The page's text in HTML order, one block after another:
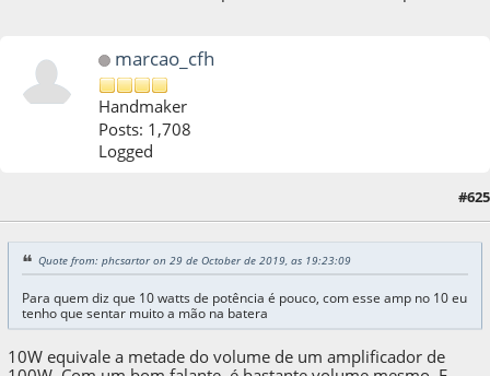
marcao_cfh
Handmaker
Posts: 1,708
Logged
#625
Quote from: phcsartor on 29 de October de 2019, as 19:23:09
Para quem diz que 10 watts de potência é pouco, com esse amp no 10 eu
tenho que sentar muito a mão na batera
10W equivale a metade do volume de um amplificador de